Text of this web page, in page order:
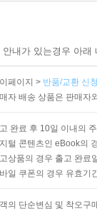
내가 있는경우 아
페이지 > 반품/교환 신
자 배송 상품은 판매자
완료 후 10일 이내의
털 콘텐츠인 eBook의
상품의 경우 출고 완료
일 쿠폰의 경우 유효기
의 단순변심 및 착오구